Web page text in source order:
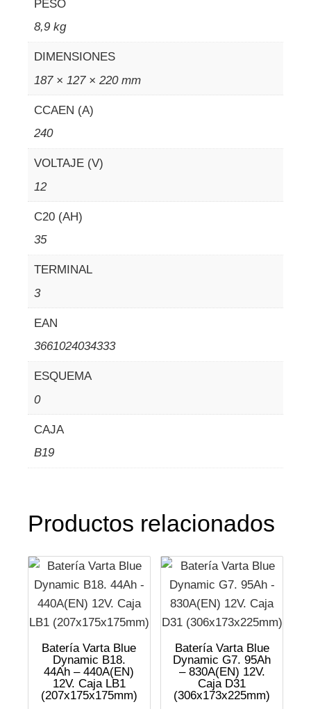
PESO
8,9 kg
DIMENSIONES
187 × 127 × 220 mm
CCAEN (A)
240
VOLTAJE (V)
12
C20 (AH)
35
TERMINAL
3
EAN
3661024034333
ESQUEMA
0
CAJA
B19
Productos relacionados
Batería Varta Blue
Dynamic B18.
44Ah – 440A(EN)
12V. Caja LB1
(207x175x175mm)
Batería Varta Blue
Dynamic G7. 95Ah
– 830A(EN) 12V.
Caja D31
(306x173x225mm)